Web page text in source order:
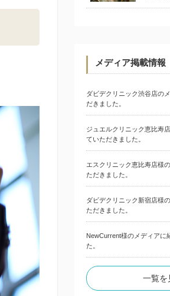
メディア掲載情報
ダビデクリニック渋谷店の
だきました。
ジュエルクリニック恵比寿
ていただきました。
エスクリニック恵比寿店様
ただきました。
ダビデクリニック新宿店様
ただきました。
NewCurrent様のメディアに
た。
一覧を